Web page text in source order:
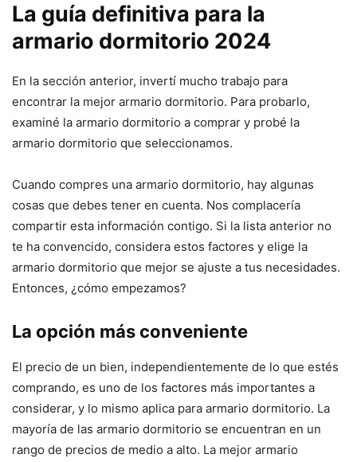
La guía definitiva para la
armario dormitorio 2024
En la sección anterior, invertí mucho trabajo para
encontrar la mejor armario dormitorio. Para probarlo,
examiné la armario dormitorio a comprar y probé la
armario dormitorio que seleccionamos.
Cuando compres una armario dormitorio, hay algunas
cosas que debes tener en cuenta. Nos complacería
compartir esta información contigo. Si la lista anterior no
te ha convencido, considera estos factores y elige la
armario dormitorio que mejor se ajuste a tus necesidades.
Entonces, ¿cómo empezamos?
La opción más conveniente
El precio de un bien, independientemente de lo que estés
comprando, es uno de los factores más importantes a
considerar, y lo mismo aplica para armario dormitorio. La
mayoría de las armario dormitorio se encuentran en un
rango de precios de medio a alto. La mejor armario